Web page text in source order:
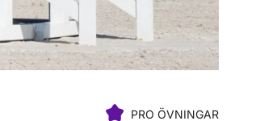
PRO ÖVNINGAR